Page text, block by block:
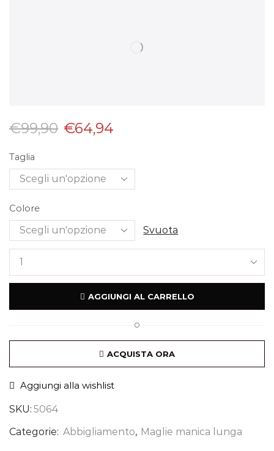
€99,90 €64,94
Taglia
Colore
Svuota
AGGIUNGI AL CARRELLO
O
ACQUISTA ORA
Aggiungi alla wishlist
SKU: 5064
Categorie: Abbigliamento, Maglie manica lunga